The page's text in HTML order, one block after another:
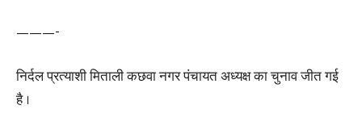
———-
निर्दल प्रत्याशी मिताली कछवा नगर पंचायत अध्यक्ष का चुनाव जीत गई
है ।